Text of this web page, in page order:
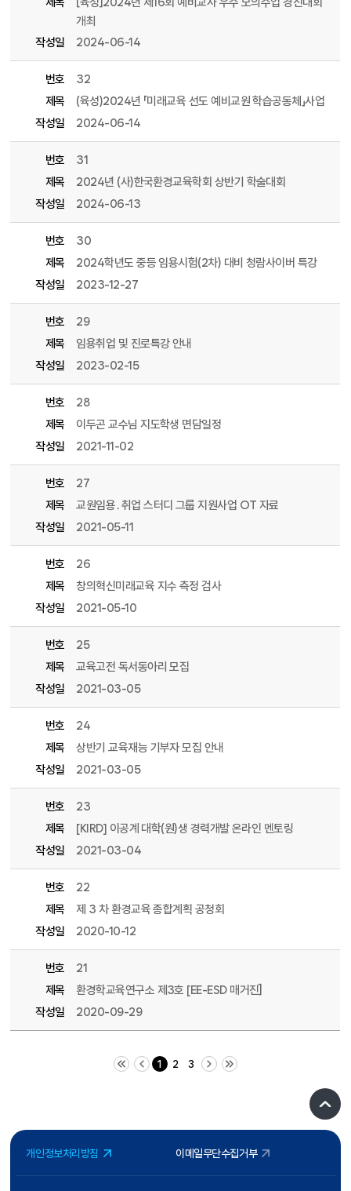
개최
작성일
2024-06-14
번호
32
제목
(육성)2024년 「미래교육 선도 예비교원 학습공동체」사업
작성일
2024-06-14
번호
31
제목
2024년 (사)한국환경교육학회 상반기 학술대회
작성일
2024-06-13
번호
30
제목
2024학년도 중등 임용시험(2차) 대비 청람사이버 특강
작성일
2023-12-27
번호
29
제목
임용취업 및 진로특강 안내
작성일
2023-02-15
번호
28
제목
이두곤 교수님 지도학생 면담일정
작성일
2021-11-02
번호
27
제목
교원임용․취업 스터디 그룹 지원사업 OT 자료
작성일
2021-05-11
번호
26
제목
창의혁신미래교육 지수 측정 검사
작성일
2021-05-10
번호
25
제목
교육고전 독서동아리 모집
작성일
2021-03-05
번호
24
제목
상반기 교육재능 기부자 모집 안내
작성일
2021-03-05
번호
23
제목
[KIRD] 이공계 대학(원)생 경력개발 온라인 멘토링
작성일
2021-03-04
번호
22
제목
제 3 차 환경교육 종합계획 공청회
작성일
2020-10-12
번호
21
제목
환경학교육연구소 제3호 [EE-ESD 매거진]
작성일
2020-09-29
처음 페이지 이전 10 페이지
1 2 3
다음 10 페이지 끝 페이지
개인정보처리방침 이메일무단수집거부